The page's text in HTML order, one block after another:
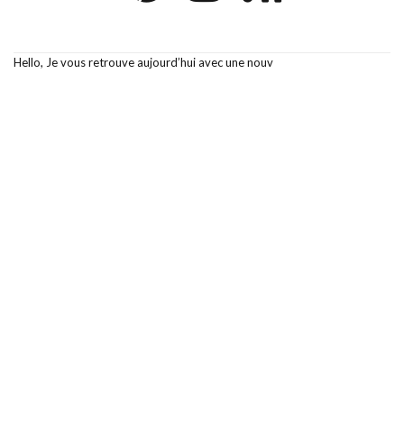
Hello, Je vous retrouve aujourd’hui avec une nouv